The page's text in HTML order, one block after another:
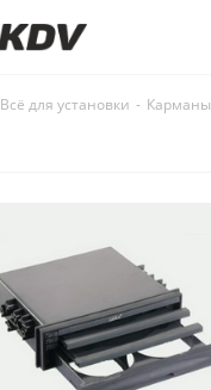
Всё для установки - Карманы